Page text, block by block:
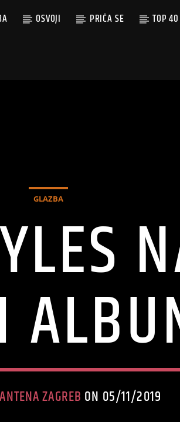
OSVOJI PRIČA SE TOP 40
GLAZBA
ANTENA ZAGREB ON 05/11/2019